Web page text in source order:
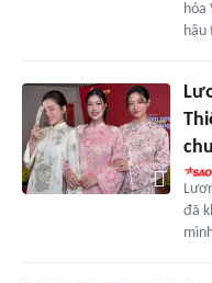
hóa
hậu
đã